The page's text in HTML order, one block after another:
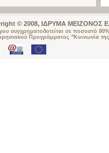
© 2008, ΙΔΡΥΜΑ ΜΕΙΖΟΝΟΣ
συγχρηματοδοτείται σε ποσοστό
Προγράμματος "Κοινωνία